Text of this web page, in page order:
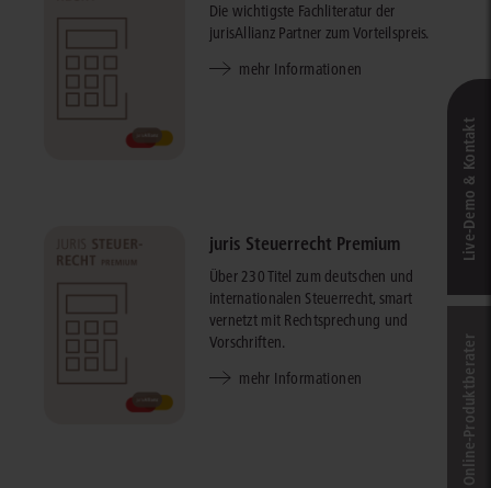
Die wichtigste Fachliteratur der
jurisAllianz Partner zum Vorteilspreis.
mehr Informationen
juris Steuerrecht Premium
Über 230 Titel zum deutschen und
internationalen Steuerrecht, smart
vernetzt mit Rechtsprechung und
Vorschriften.
mehr Informationen
Live‑Demo & Kontakt
Online-Produkt­berater